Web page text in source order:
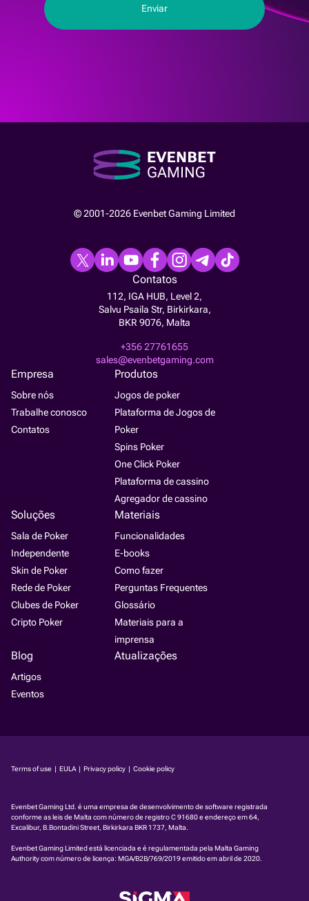
© 2001-2026 Evenbet Gaming Limited
Empresa
Sobre nós
Trabalhe conosco
Contatos
Produtos
Jogos de poker
Plataforma de Jogos de
Poker
Spins Poker
One Click Poker
Plataforma de cassino
Agregador de cassino
Soluções
Sala de Poker
Independente
Skin de Poker
Rede de Poker
Clubes de Poker
Cripto Poker
Materiais
Funcionalidades
E-books
Como fazer
Perguntas Frequentes
Glossário
Materiais para a
imprensa
Blog
Artigos
Eventos
Atualizações
Contatos
112, IGA HUB, Level 2,
Salvu Psaila Str, Birkirkara,
BKR 9076, Malta
+356 27761655
sales@evenbetgaming.com
Terms of use | EULA | Privacy policy | Cookie policy
Evenbet Gaming Ltd. é uma empresa de desenvolvimento de software registrada
conforme as leis de Malta com número de registro C 91680 e endereço em 64,
Excalibur, B.Bontadini Street, Birkirkara BKR 1737, Malta.
Evenbet Gaming Limited está licenciada e é regulamentada pela Malta Gaming
Authority com número de licença: MGA/B2B/769/2019emitido em abril de 2020.